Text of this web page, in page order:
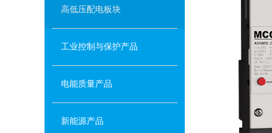
高低压配电板块
工业控制与保护产品
电能质量产品
新能源产品